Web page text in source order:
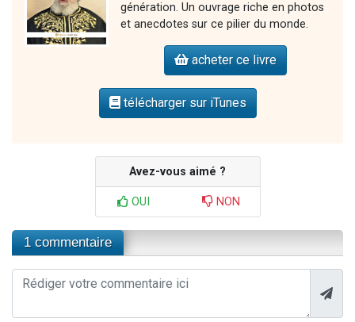
génération. Un ouvrage riche en photos
et anecdotes sur ce pilier du monde.
acheter ce livre
télécharger sur iTunes
Avez-vous aimé ?
OUI NON
1 commentaire